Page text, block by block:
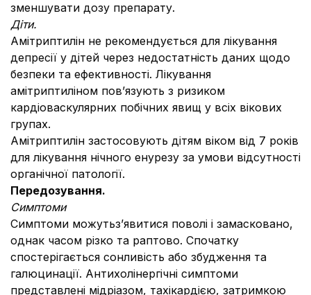
зменшувати дозу препарату.
Діти.
Амітриптилін не рекомендується для лікування
депресії у дітей через недостатність даних щодо
безпеки та ефективності. Лікування
амітриптиліном пов’язують з ризиком
кардіоваскулярних побічних явищ у всіх вікових
групах.
Амітриптилін застосовують дітям віком від 7 років
для лікування нічного енурезу за умови відсутності
органічної патології.
Передозування.
Симптоми
Симптоми можутьз’явитися поволі і замасковано,
однак часом різко та раптово. Спочатку
спостерігається сонливість або збудження та
галюцинації. Антихолінергічні симптоми
представлені мідріазом, тахікардією, затримкою